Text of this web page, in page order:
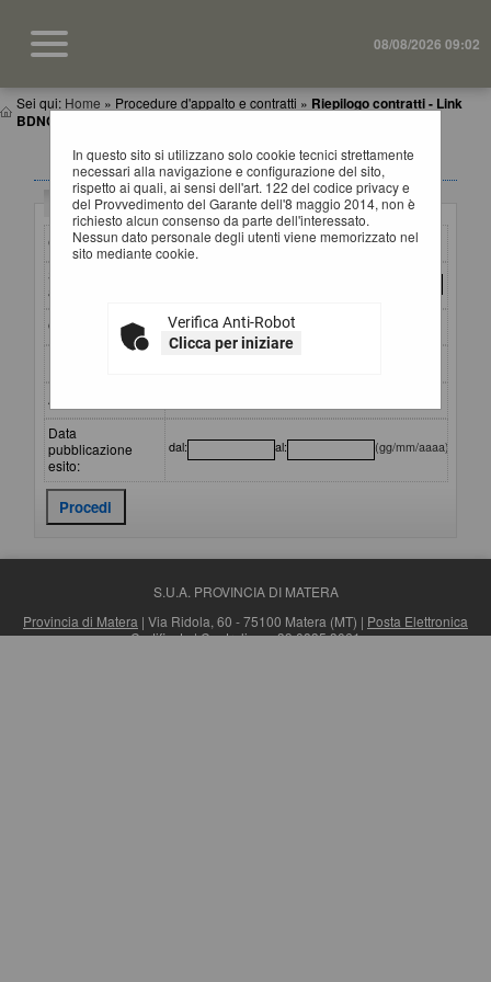
08/08/2026 09:02
Sei qui: Home » Procedure d'appalto e contratti » Riepilogo contratti - Link
BDNCP
In questo sito si utilizzano solo cookie tecnici strettamente
necessari alla navigazione e configurazione del sito,
rispetto ai quali, ai sensi dell'art. 122 del codice privacy e
del Provvedimento del Garante dell'8 maggio 2014, non è
richiesto alcun consenso da parte dell'interessato.
Nessun dato personale degli utenti viene memorizzato nel
sito mediante cookie.
Verifica Anti-Robot
Clicca per iniziare
RIEPILOGO CONTRATTI
Criteri di ricerca
CIG:
Stazione
appaltante :
Oggetto:
Aggiudicatario:
Data
pubblicazione
esito:
dal: al: (gg/mm/aaaa)
S.U.A. PROVINCIA DI MATERA
Provincia di Matera | Via Ridola, 60 - 75100 Matera (MT) | Posta Elettronica
Certificata| Centralino: +39 0835 3061